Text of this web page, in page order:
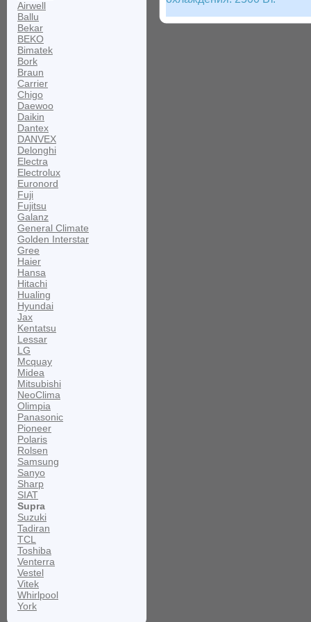
Airwell
Ballu
Bekar
BEKO
Bimatek
Bork
Braun
Carrier
Chigo
Daewoo
Daikin
Dantex
DANVEX
Delonghi
Electra
Electrolux
Euronord
Fuji
Fujitsu
Galanz
General Climate
Golden Interstar
Gree
Haier
Hansa
Hitachi
Hualing
Hyundai
Jax
Kentatsu
Lessar
LG
Mcquay
Midea
Mitsubishi
NeoClima
Olimpia
Panasonic
Pioneer
Polaris
Rolsen
Samsung
Sanyo
Sharp
SIAT
Supra
Suzuki
Tadiran
TCL
Toshiba
Venterra
Vestel
Vitek
Whirlpool
York